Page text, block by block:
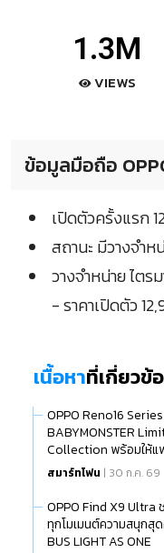
1.3M
VIEWS
ข้อมูลมือถือ
เปิดตัวครั้งแรก
สถานะ มีวางจำห
วางจำหน่าย ไตร
- ราคาเปิดตัว
เนื้อหาที่เกี่ยวข้
OPPO Reno16
BABYMONSTER
Collection พร้อมให้แ
แล้ว
สมาร์ทโฟน | 30 ก.ค. 69
OPPO Find X9 Ultra
ทุกโมเมนต์ความสนุกสุ
BUS LIGHT AS ONE